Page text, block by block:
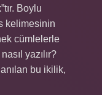
Boylu
kelimesinin
cümlelerle
yazılır?
bu ikilik,